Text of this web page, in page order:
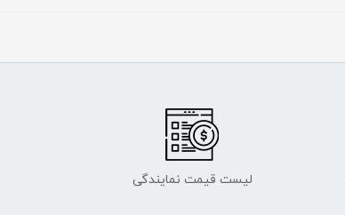
لیست قیمت نمایندگی